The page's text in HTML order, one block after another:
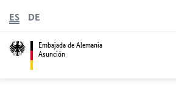
Embajada de Alemania
Asunción
ES DE